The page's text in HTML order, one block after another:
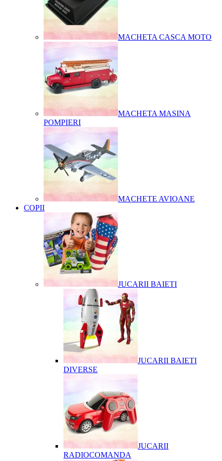
MACHETA CASCA MOTO
MACHETA MASINA
POMPIERI
MACHETE AVIOANE
COPII
JUCARII BAIETI
JUCARII BAIETI
DIVERSE
JUCARII
RADIOCOMANDA